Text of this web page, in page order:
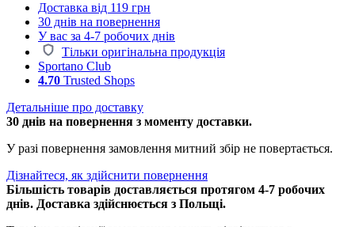
Доставка від 119 грн
30 днів на повернення
У вас за 4-7 робочих днів
Тільки оригінальна продукція
Sportano Club
4.70 Trusted Shops
Детальніше про доставку
30 днів на повернення з моменту доставки.
У разі повернення замовлення митний збір не повертається.
Дізнайтеся, як здійснити повернення
Більшість товарів доставляється протягом 4-7 робочих
днів. Доставка здійснюється з Польщі.